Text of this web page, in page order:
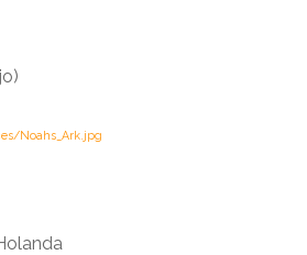
Noahs_Ark.jpg